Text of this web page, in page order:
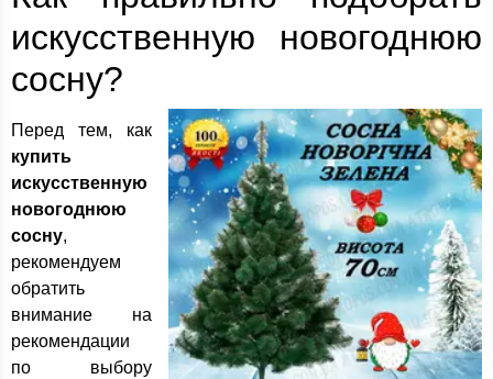
искусственную новогоднюю
сосну?
Перед тем, как
купить
искусственную
новогоднюю
сосну,
рекомендуем
обратить
внимание на
рекомендации
по выбору